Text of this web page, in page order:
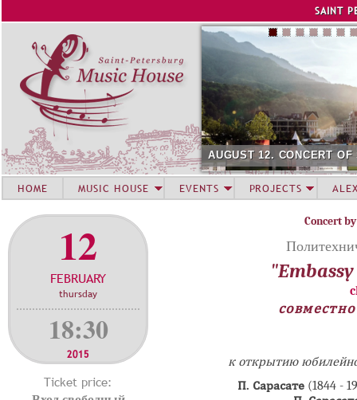
SAINT
AUGUST 12. CONCERT
12
FEBRUARY
thursday
18:30
2015
Ticket price:
Concert
к открытию
П. Сарасате (1844 -
HOME MUSIC HOUSE EVENTS PROJECTS